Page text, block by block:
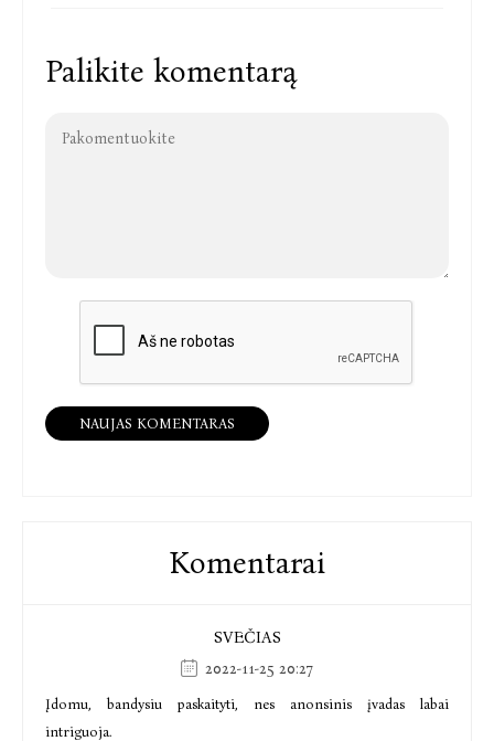
Palikite komentarą
NAUJAS KOMENTARAS
Komentarai
SVEČIAS
2022-11-25 20:27
Įdomu, bandysiu paskaityti, nes anonsinis įvadas labai
intriguoja.